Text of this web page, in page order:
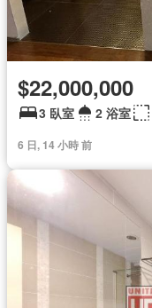
$22,000,000
3 臥室 2 浴室
6 日, 14 小時 前